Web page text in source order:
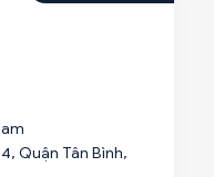
Quận Tân Bình,